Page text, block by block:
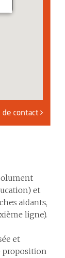
de contact
et
aidants,
ligne).
et
proposition